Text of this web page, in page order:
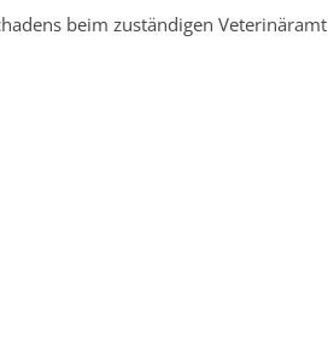
beim zuständigen Veterinäramt